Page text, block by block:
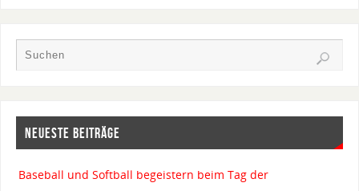
NEUESTE BEITRÄGE
Baseball und Softball begeistern beim Tag der